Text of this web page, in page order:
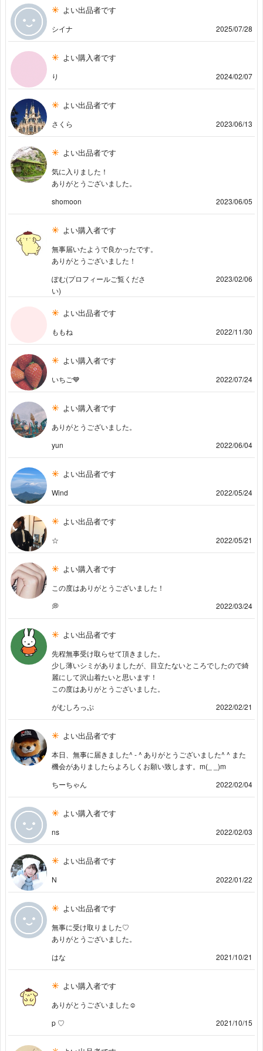
よい出品者です
シイナ 2025/07/28
よい購入者です
り 2024/02/07
よい出品者です
さくら 2023/06/13
よい出品者です
気に入りました！
ありがとうございました。
shomoon
2023/06/05
よい購入者です
無事届いたようで良かったです。
ありがとうございました！
ぽむ(プロフィールご覧くださ
い)
2023/02/06
よい出品者です
ももね 2022/11/30
よい購入者です
いちご💙 2022/07/24
よい購入者です
ありがとうございました。
yun
2022/06/04
よい出品者です
Wind 2022/05/24
よい出品者です
☆ 2022/05/21
よい購入者です
この度はありがとうございました！
💭
2022/03/24
よい出品者です
先程無事受け取らせて頂きました。
少し薄いシミがありましたが、目立たないところでしたので綺
麗にして沢山着たいと思います！
この度はありがとうございました。
がむしろっぷ
2022/02/21
よい出品者です
本日、無事に届きました^ - ^ ありがとうございました^ ^ また
機会がありましたらよろしくお願い致します。m(_ _)m
ちーちゃん
2022/02/04
よい購入者です
ns 2022/02/03
よい出品者です
N 2022/01/22
よい出品者です
無事に受け取りました♡
ありがとうございました。
はな
2021/10/21
よい購入者です
ありがとうございました☺︎
p ♡
2021/10/15